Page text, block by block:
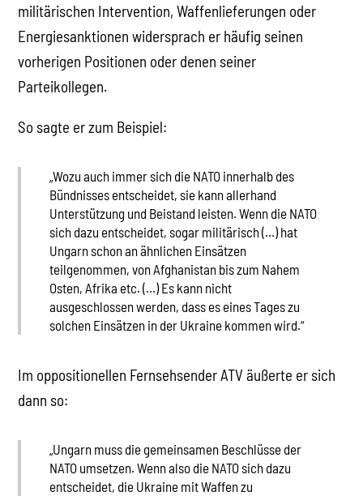
militärischen Intervention, Waffenlieferungen oder
Energiesanktionen widersprach er häufig seinen
vorherigen Positionen oder denen seiner
Parteikollegen.
So sagte er zum Beispiel:
„Wozu auch immer sich die NATO innerhalb des
Bündnisses entscheidet, sie kann allerhand
Unterstützung und Beistand leisten. Wenn die NATO
sich dazu entscheidet, sogar militärisch (…) hat
Ungarn schon an ähnlichen Einsätzen
teilgenommen, von Afghanistan bis zum Nahem
Osten, Afrika etc. (…) Es kann nicht
ausgeschlossen werden, dass es eines Tages zu
solchen Einsätzen in der Ukraine kommen wird.“
Im oppositionellen Fernsehsender ATV äußerte er sich
dann so:
„Ungarn muss die gemeinsamen Beschlüsse der
NATO umsetzen. Wenn also die NATO sich dazu
entscheidet, die Ukraine mit Waffen zu